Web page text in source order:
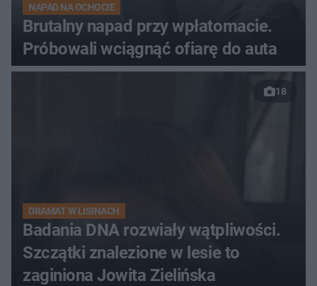
NAPAD NA OCHOCIE
Brutalny napad przy wpłatomacie.
Próbowali wciągnąć ofiarę do auta
18
DRAMAT W LISINACH
Badania DNA rozwiały wątpliwości.
Szczątki znalezione w lesie to
zaginiona Jowita Zielińska